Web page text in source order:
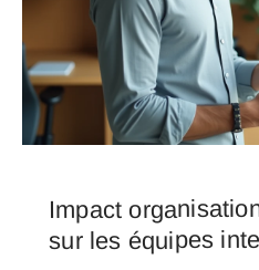
Impact
sur les équipes